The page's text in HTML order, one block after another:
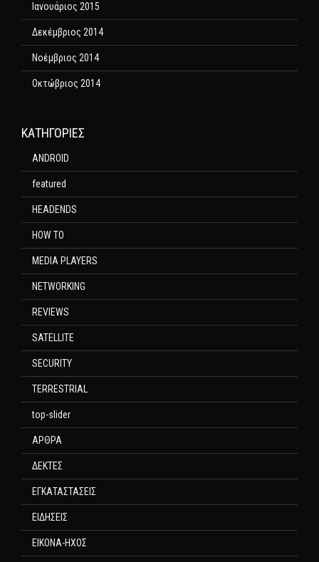
Ιανουάριος 2015
Δεκέμβριος 2014
Νοέμβριος 2014
Οκτώβριος 2014
KΑΤΗΓΟΡΊΕΣ
ANDROID
featured
HEADENDS
HOW TO
MEDIA PLAYERS
NETWORKING
REVIEWS
SATELLITE
SECURITY
TERRESTRIAL
top-slider
ΑΡΘΡΑ
ΔΕΚΤΕΣ
ΕΓΚΑΤΑΣΤΑΣΕΙΣ
ΕΙΔΗΣΕΙΣ
ΕΙΚΟΝΑ-ΗΧΟΣ